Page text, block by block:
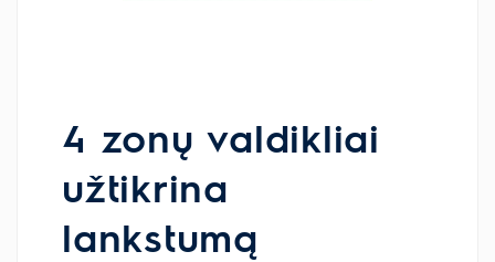
4 zonų valdikliai
užtikrina
lankstumą